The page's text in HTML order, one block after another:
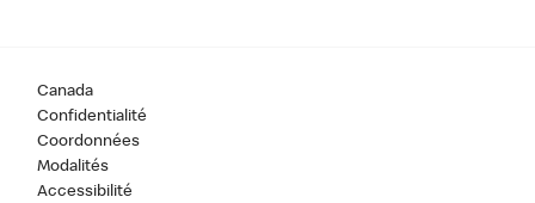
Canada
Confidentialité
Coordonnées
Modalités
Accessibilité